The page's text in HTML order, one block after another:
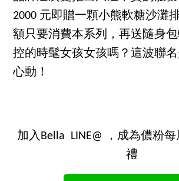
2000 元即贈一顆小熊軟糖沙灘
額只要消費本系列，再送隨身
控的時髦女孩女孩嗎？這波聯
心動！
加入Bella LINE@ ，成為儂粉
禮